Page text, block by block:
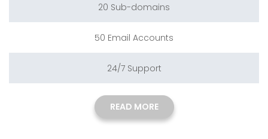
20 Sub-domains
50 Email Accounts
24/7 Support
READ MORE